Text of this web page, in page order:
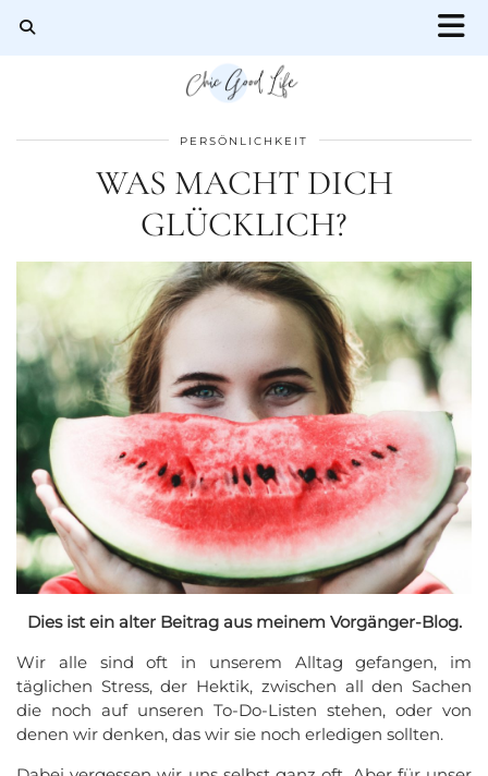
PERSÖNLICHKEIT
WAS MACHT DICH
GLÜCKLICH?
Dies ist ein alter Beitrag aus meinem Vorgänger-Blog.
Wir alle sind oft in unserem Alltag gefangen, im
täglichen Stress, der Hektik, zwischen all den Sachen
die noch auf unseren To-Do-Listen stehen, oder von
denen wir denken, das wir sie noch erledigen sollten.